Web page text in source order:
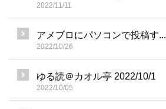
2022/11/11
アメブロにパソコンで投稿す...
2022/10/26
ゆる読＠カオル亭 2022/10/1
2022/10/05